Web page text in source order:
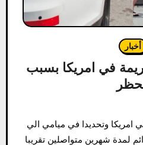
أخبار
في امريكا بسبب
لمدة شهرين متواصلين تقريبا